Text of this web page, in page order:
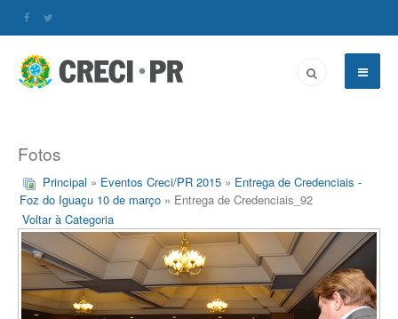
Fotos
Principal » Eventos Creci/PR 2015 » Entrega de Credenciais -
Foz do Iguaçu 10 de março » Entrega de Credenciais_92
Voltar à Categoria